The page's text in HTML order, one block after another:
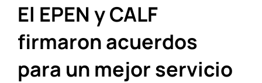
El EPEN y CALF
firmaron acuerdos
para un mejor servicio